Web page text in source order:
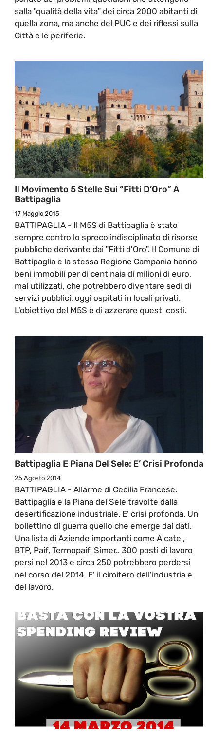
salla "qualità della vita" dei circa 2000 abitanti di
quella zona, ma anche del PUC e dei riflessi sulla
Città e le periferie.
Il Movimento 5 Stelle Sui “Fitti D’Oro” A
Battipaglia
17 Maggio 2015
BATTIPAGLIA - Il M5S di Battipaglia è stato
sempre contro lo spreco indisciplinato di risorse
pubbliche derivante dai "Fitti d'Oro". Il Comune di
Battipaglia e la stessa Regione Campania hanno
beni immobili per di centinaia di milioni di euro,
mal utilizzati, che potrebbero diventare sedi di
servizi pubblici, oggi ospitati in locali privati.
L'obiettivo del M5S è di azzerare questi costi.
Battipaglia E Piana Del Sele: E’ Crisi Profonda
25 Agosto 2014
BATTIPAGLIA - Allarme di Cecilia Francese:
Battipaglia e la Piana del Sele travolte dalla
desertificazione industriale. E' crisi profonda. Un
bollettino di guerra quello che emerge dai dati.
Una lista di Aziende importanti come Alcatel,
BTP, Paif, Termopaif, Simer.. 300 posti di lavoro
persi nel 2013 e circa 250 potrebbero perdersi
nel corso del 2014. E' il cimitero dell'industria e
del lavoro.